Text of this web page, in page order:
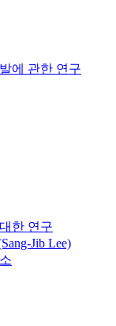
에 관한 연구
한 연구
Jib Lee)